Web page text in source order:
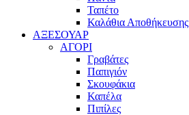
Ταπέτο
Καλάθια Αποθήκευσης
ΑΞΕΣΟΥΑΡ
ΑΓΟΡΙ
Γραβάτες
Παπιγιόν
Σκουφάκια
Καπέλα
Πιπίλες